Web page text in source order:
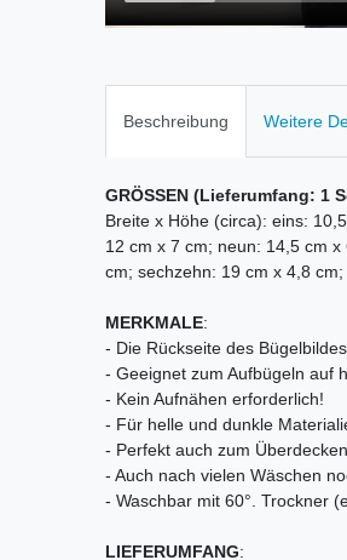
Beschreibung Weitere
GRÖSSEN (Lieferumfang: 1
Breite x Höhe (circa): eins:
12 cm x 7 cm; neun: 14,5 cm
cm; sechzehn: 19 cm x 4,8
MERKMALE:
- Die Rückseite des
- Geeignet zum Aufbügeln auf
- Kein Aufnähen erforderlich!
- Für helle und dunkle
- Perfekt auch zum
- Auch nach vielen Wäschen
- Waschbar mit 60°. Trockner
LIEFERUMFANG: